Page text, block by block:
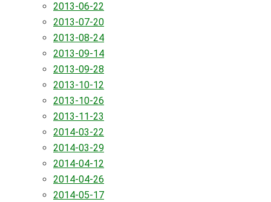
2013-06-22
2013-07-20
2013-08-24
2013-09-14
2013-09-28
2013-10-12
2013-10-26
2013-11-23
2014-03-22
2014-03-29
2014-04-12
2014-04-26
2014-05-17